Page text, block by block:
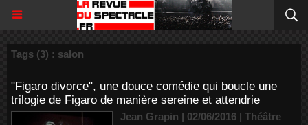
Tags (3) : salon
"Figaro divorce", une douce comédie qui boucle une
trilogie de Figaro de manière sereine et attendrie
Jean Grapin | 02/06/2016 | Théâtre